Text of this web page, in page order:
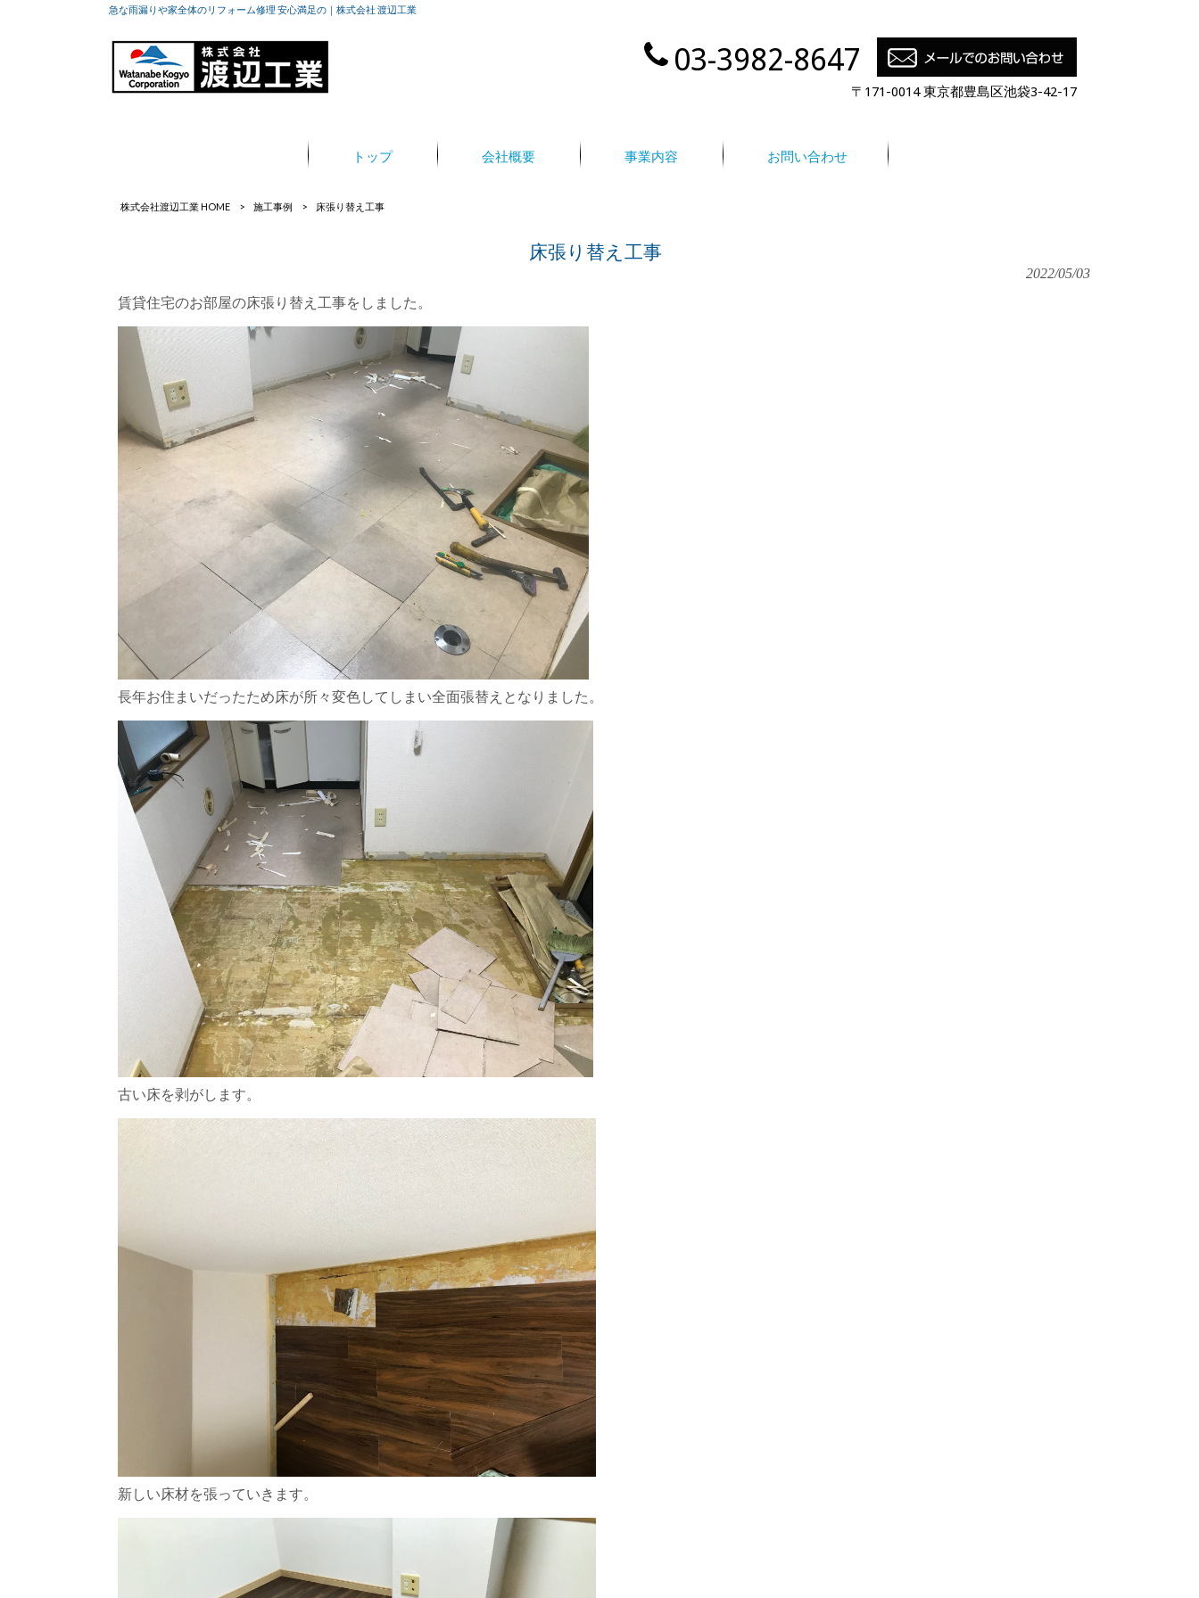
急な雨漏りや家全体のリフォーム修理 安心満足の｜株式会社 渡辺工業
03-3982-8647
〒171-0014 東京都豊島区池袋3-42-17
トップ 会社概要 事業内容 お問い合わせ
株式会社渡辺工業 HOME > 施工事例 > 床張り替え工事
床張り替え工事
2022/05/03
賃貸住宅のお部屋の床張り替え工事をしました。
長年お住まいだったため床が所々変色してしまい全面張替えとなりました。
古い床を剥がします。
新しい床材を張っていきます。